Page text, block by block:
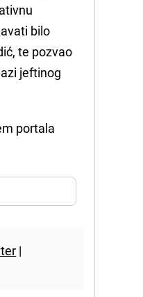
bilo
te pozvao
jeftinog
portala
|